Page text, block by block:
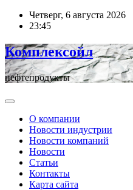
ПерейтиЧетверг, 6 августа 2026
23:45
Комплексойл
нефтепродукты
О компании
Новости индустрии
Новости компаний
Новости
Статьи
Контакты
Карта сайта